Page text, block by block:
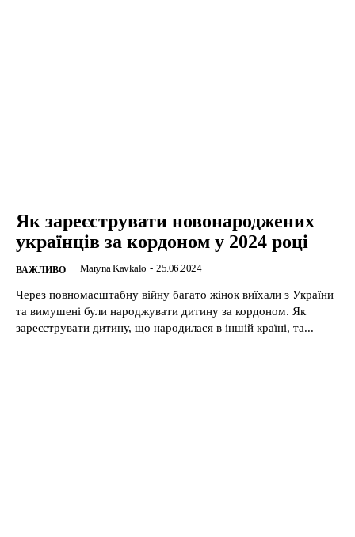
Як зареєструвати новонароджених
українців за кордоном у 2024 році
ВАЖЛИВО Maryna Kavkalo - 25.06.2024
Через повномасштабну війну багато жінок виїхали з України
та вимушені були народжувати дитину за кордоном. Як
зареєструвати дитину, що народилася в іншій країні, та...